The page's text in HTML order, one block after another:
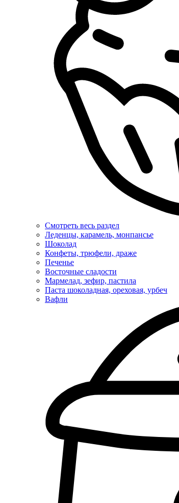
Смотреть весь раздел
Леденцы, карамель, монпансье
Шоколад
Конфеты, трюфели, драже
Печенье
Восточные сладости
Мармелад, зефир, пастила
Паста шоколадная, ореховая, урбеч
Вафли